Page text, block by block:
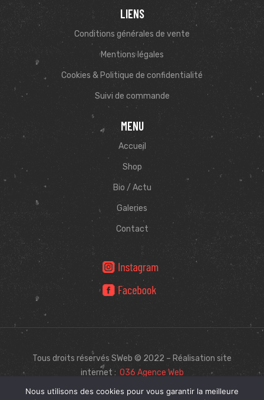
LIENS
Conditions générales de vente
Mentions légales
Cookies & Politique de confidentialité
Suivi de commande
MENU
Accueil
Shop
Bio / Actu
Galeries
Contact
Tous droits réservés SWeb © 2022 – Réalisation site
internet : O36 Agence Web
Nous utilisons des cookies pour vous garantir la meilleure